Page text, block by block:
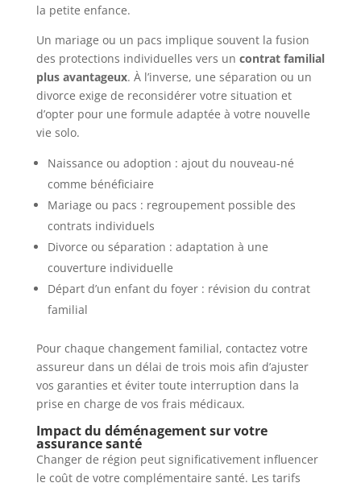
la petite enfance.
Un mariage ou un pacs implique souvent la fusion
des protections individuelles vers un contrat familial
plus avantageux. À l’inverse, une séparation ou un
divorce exige de reconsidérer votre situation et
d’opter pour une formule adaptée à votre nouvelle
vie solo.
Naissance ou adoption : ajout du nouveau-né
comme bénéficiaire
Mariage ou pacs : regroupement possible des
contrats individuels
Divorce ou séparation : adaptation à une
couverture individuelle
Départ d’un enfant du foyer : révision du contrat
familial
Pour chaque changement familial, contactez votre
assureur dans un délai de trois mois afin d’ajuster
vos garanties et éviter toute interruption dans la
prise en charge de vos frais médicaux.
Impact du déménagement sur votre
assurance santé
Changer de région peut significativement influencer
le coût de votre complémentaire santé. Les tarifs